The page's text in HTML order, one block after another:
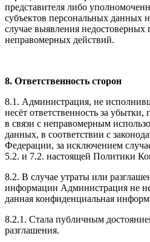
представителя либо
субъектов персональных данных
случае выявления
неправомерных действий.
8. Ответственность сторон
8.1. Администрация, не
несёт ответственность за
в связи с неправомерным
данных, в соответствии с
Федерации, за исключением
5.2. и 7.2. настоящей Политики
8.2. В случае утраты или
информации Администрация не
данная конфиденциальная
8.2.1. Стала публичным
разглашения.